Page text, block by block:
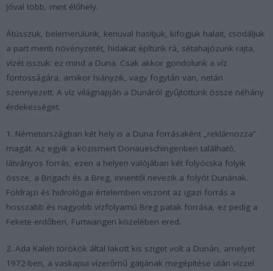
Jóval több, mint élőhely.
Átússzuk, belemerülünk, kenuval hasítjuk, kifogjuk halait, csodáljuk
a part menti növényzetét, hidakat építünk rá, sétahajózunk rajta,
vízét isszuk: ez mind a Duna. Csak akkor gondolunk a víz
fontosságára, amikor hiányzik, vagy fogytán van, netán
szennyezett. A víz világnapján a Dunáról gyűjtöttünk össze néhány
érdekességet.
1. Németországban két hely is a Duna forrásaként „reklámozza”
magát. Az egyik a közismert Donaueschingenben található,
látványos forrás, ezen a helyen valójában két folyócska folyik
össze, a Brigach és a Breg, innentől nevezik a folyót Dunának.
Földrajzi és hidrológiai értelemben viszont az igazi forrás a
hosszabb és nagyobb vízfolyamú Breg patak forrása, ez pedig a
Fekete-erdőben, Furtwangen közelében ered.
2. Ada Kaleh törökök által lakott kis sziget volt a Dunán, amelyet
1972-ben, a vaskapui vízerőmű gátjának megépítése után vízzel